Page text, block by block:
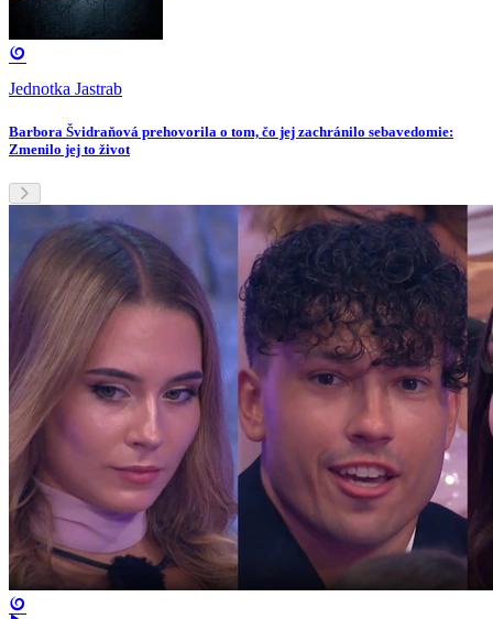
Jednotka Jastrab
Barbora Švidraňová prehovorila o tom, čo jej zachránilo sebavedomie:
Zmenilo jej to život